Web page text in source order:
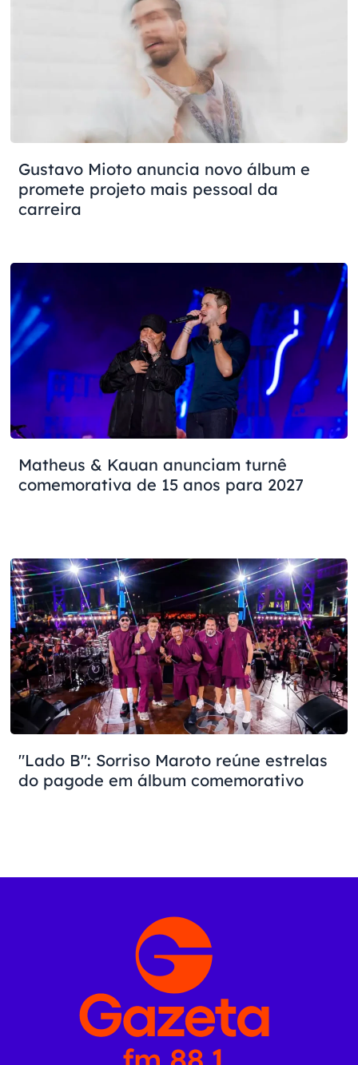
Gustavo Mioto anuncia novo álbum e
promete projeto mais pessoal da
carreira
Matheus & Kauan anunciam turnê
comemorativa de 15 anos para 2027
"Lado B": Sorriso Maroto reúne estrelas
do pagode em álbum comemorativo